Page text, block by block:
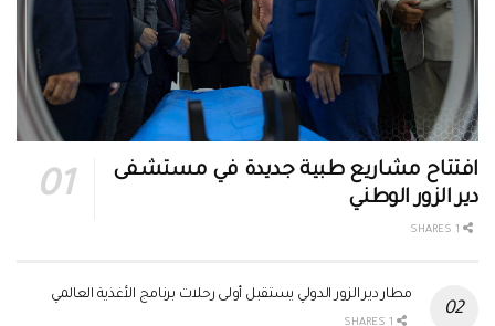
افتتاح مشاريع طبية جديدة في مستشفى
دير الزور الوطني
مطار دير الزور الدولي يستقبل أولى رحلات برنامج الأغذية العالمي